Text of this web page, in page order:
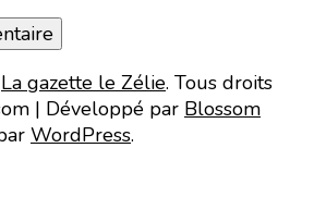
La gazette le Zélie. Tous droits
| Développé par Blossom
WordPress.